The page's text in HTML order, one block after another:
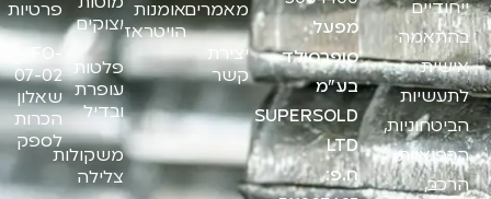
ייחודיים
בהתאמה
אישית
לתעשיות
הביטחוניות,
הרפואיות,
הרכב,
מפעל
סופרסולד
בע"מ
SUPERSOLD
LTD
ח.פ:
מאמרים
יצירת
קשר
אומנות
הויטראז'יצוקים
פלטות
עופרת
ובדיל
משקולות
צלילה
פרטיות
FO-
07-02
שאלון
הכרות
לספק